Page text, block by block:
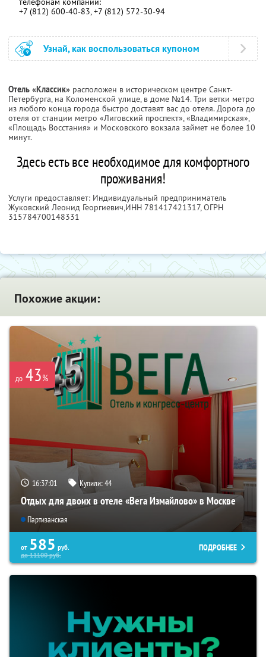
+7 (812) 600-40-83, +7 (812) 572-30-94
Узнай, как воспользоваться купоном
Отель «Классик» расположен в историческом центре Санкт-
Петербурга, на Коломенской улице, в доме №14. Три ветки метро
из любого конца города быстро доставят вас до отеля. Дорога до
отеля от станции метро «Лиговский проспект», «Владимирская»,
«Площадь Восстания» и Московского вокзала займет не более 10
минут.
Здесь есть все необходимое для комфортного
проживания!
Услуги предоставляет: Индивидуальный предприниматель
Жуковский Леонид Георгиевич,ИНН 781417421317, ОГРН
315784700148331
Похожие акции:
до 43%
16:37:00 Купили:44
Отдых для двоих в отеле «Вега Измайлово» в Москве
Партизанская
от 585 руб.
до11100руб.
ПОДРОБНЕЕ